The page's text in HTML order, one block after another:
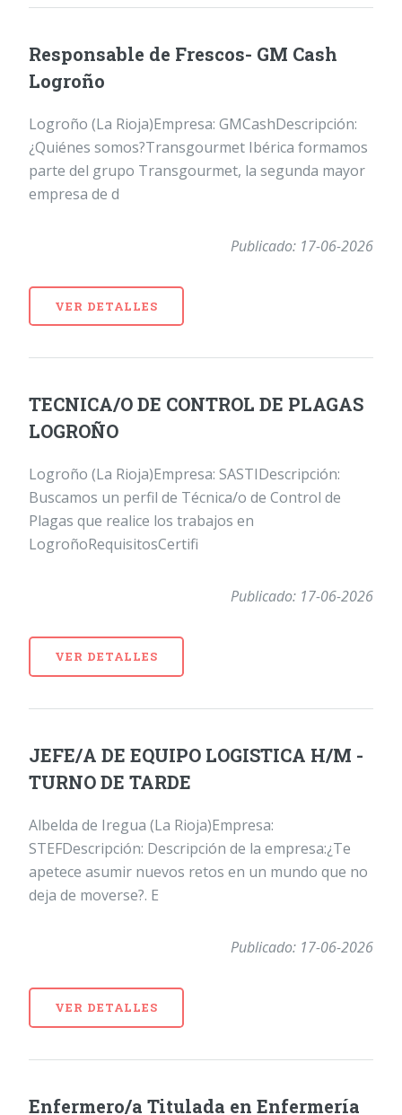
Responsable de Frescos- GM Cash
Logroño
Logroño (La Rioja)Empresa: GMCashDescripción:
¿Quiénes somos?Transgourmet Ibérica formamos
parte del grupo Transgourmet, la segunda mayor
empresa de d
Publicado: 17-06-2026
VER DETALLES
TECNICA/O DE CONTROL DE PLAGAS
LOGROÑO
Logroño (La Rioja)Empresa: SASTIDescripción:
Buscamos un perfil de Técnica/o de Control de
Plagas que realice los trabajos en
LogroñoRequisitosCertifi
Publicado: 17-06-2026
VER DETALLES
JEFE/A DE EQUIPO LOGISTICA H/M -
TURNO DE TARDE
Albelda de Iregua (La Rioja)Empresa:
STEFDescripción: Descripción de la empresa:¿Te
apetece asumir nuevos retos en un mundo que no
deja de moverse?. E
Publicado: 17-06-2026
VER DETALLES
Enfermero/a Titulada en Enfermería